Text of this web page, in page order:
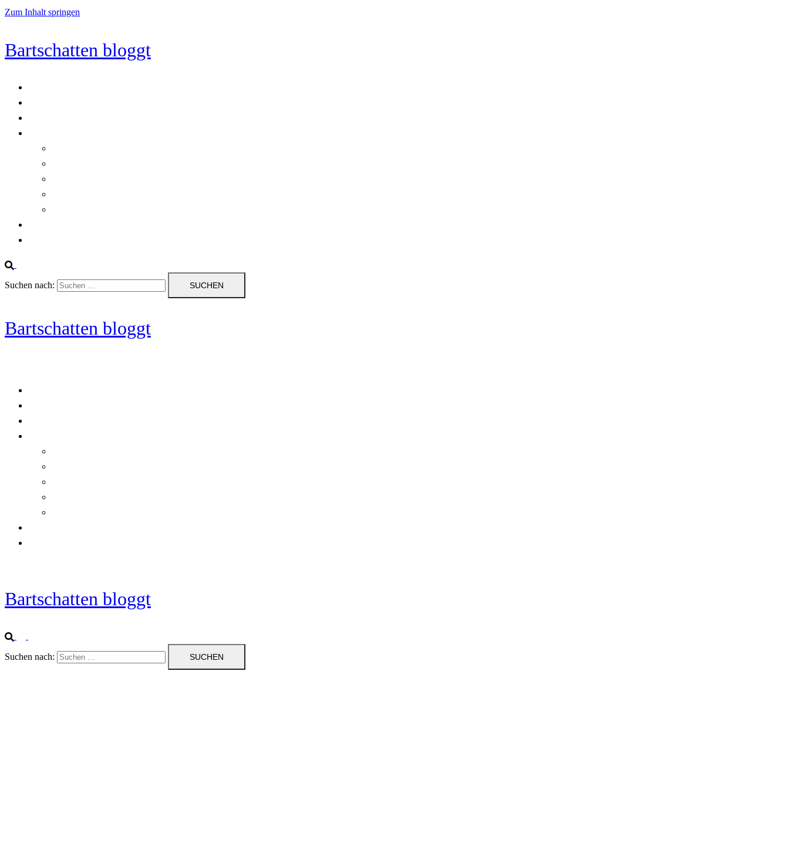
Zum Inhalt springen
Bartschatten bloggt
Suchen nach:
Bartschatten bloggt
Bartschatten bloggt
Suchen nach: